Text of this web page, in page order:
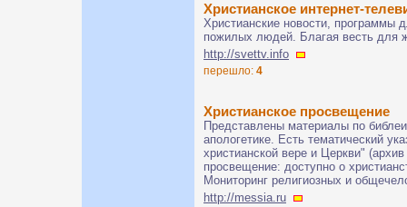
Христианское интернет-
Христианские новости, программы
пожилых людей. Благая весть для
http://svettv.info
перешло: 4
Христианское просвещение
Представлены материалы по
апологетике. Есть тематический
христианской вере и Церкви"
просвещение: доступно о
Мониторинг религиозных и
http://messia.ru